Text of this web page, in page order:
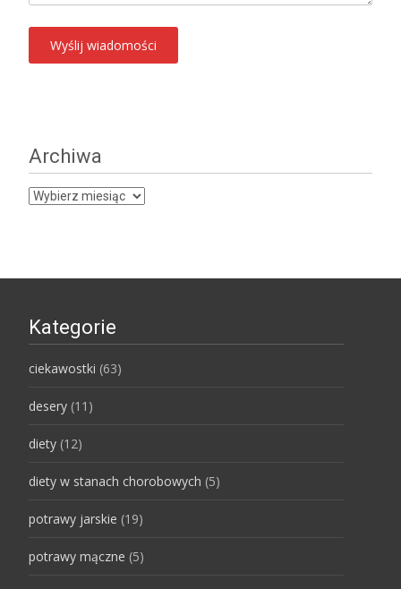
Archiwa
Archiwa
Kategorie
ciekawostki (63)
desery (11)
diety (12)
diety w stanach chorobowych (5)
potrawy jarskie (19)
potrawy mączne (5)